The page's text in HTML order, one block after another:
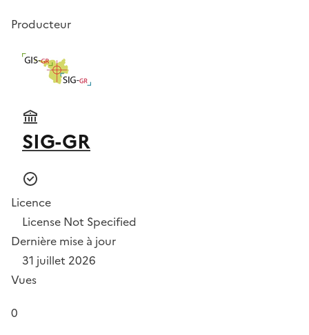
Producteur
SIG-GR
Licence
License Not Specified
Dernière mise à jour
31 juillet 2026
Vues
0